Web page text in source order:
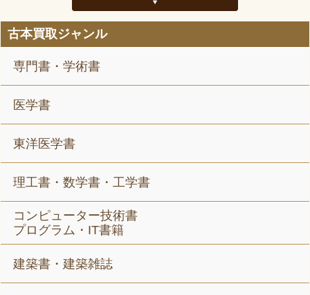
古本買取ジャンル
専門書・学術書
医学書
東洋医学書
理工書・数学書・工学書
コンピューター技術書
プログラム・IT書籍
建築書・建築雑誌